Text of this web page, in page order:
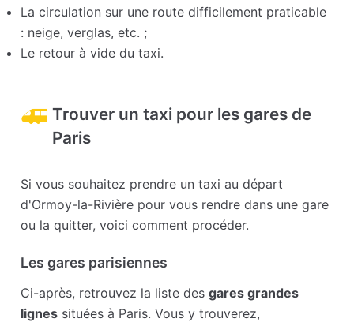
La circulation sur une route difficilement praticable
: neige, verglas, etc. ;
Le retour à vide du taxi.
Trouver un taxi pour les gares de
Paris
Si vous souhaitez prendre un taxi au départ
d'Ormoy-la-Rivière pour vous rendre dans une gare
ou la quitter, voici comment procéder.
Les gares parisiennes
Ci-après, retrouvez la liste desgares grandes
lignes situées à Paris. Vous y trouverez,